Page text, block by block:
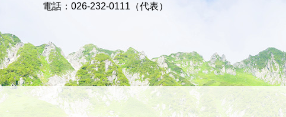
電話：026-232-0111（代表）